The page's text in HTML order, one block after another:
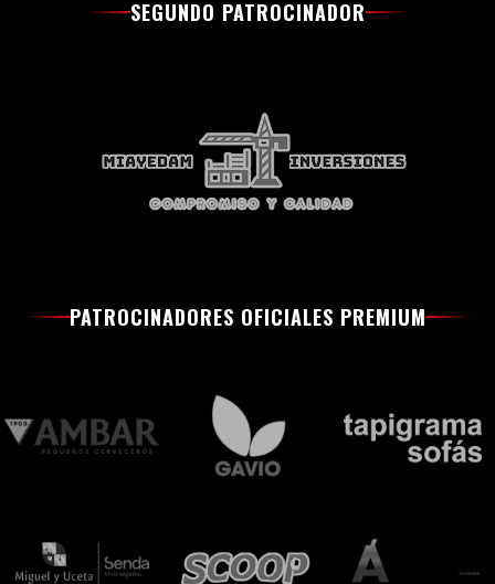
SEGUNDO PATROCINADOR
PATROCINADORES OFICIALES PREMIUM